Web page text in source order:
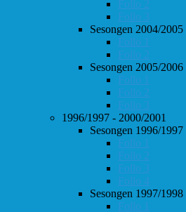
Follo 2
Follo 3
Sesongen 2004/2005
Follo 1
Follo 2
Sesongen 2005/2006
Follo 1
Follo 2
Follo 3
1996/1997 - 2000/2001
Sesongen 1996/1997
Follo 1
Follo 2
Follo 3
Follo 4
Sesongen 1997/1998
Follo 1